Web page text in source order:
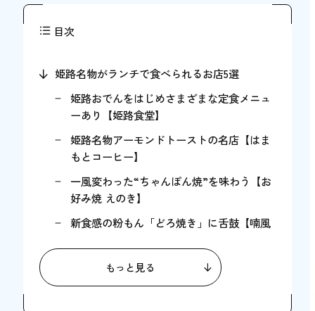
目次
姫路名物がランチで食べられるお店5選
姫路おでんをはじめさまざまな定食メニュ
ーあり【姫路食堂】
姫路名物アーモンドトーストの名店【はま
もとコーヒー】
一風変わった“ちゃんぽん焼”を味わう【お
好み焼 えのき】
新食感の粉もん「どろ焼き」に舌鼓【喃風
関西では珍しいタンメン専門店【姫路タン
もっと見る